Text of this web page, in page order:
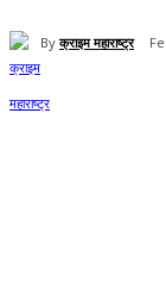
By क्राइम महाराष्ट्र